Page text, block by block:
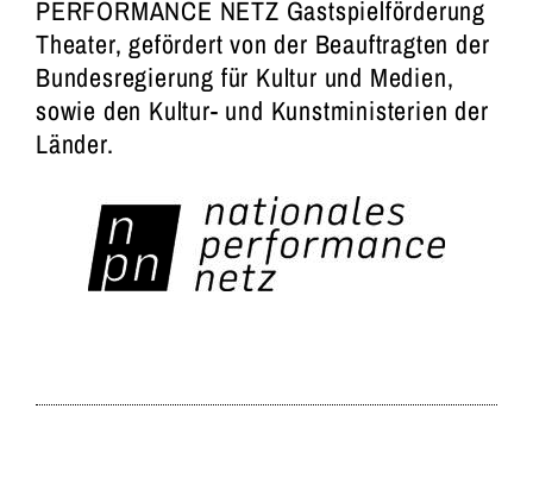
PERFORMANCE NETZ Gastspielförderung
Theater, gefördert von der Beauftragten der
Bundesregierung für Kultur und Medien,
sowie den Kultur- und Kunstministerien der
Länder.